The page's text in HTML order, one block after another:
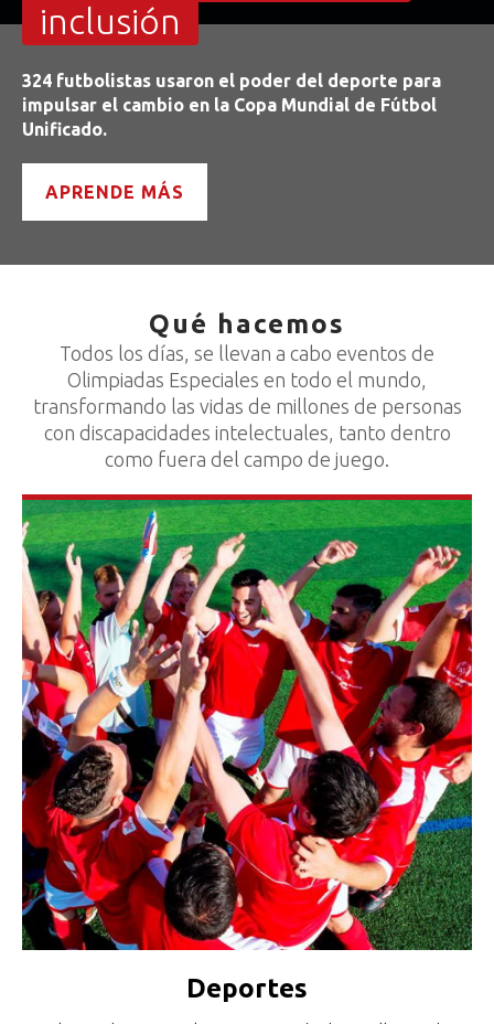
inclusión
324 futbolistas usaron el poder del deporte para
impulsar el cambio en la Copa Mundial de Fútbol
Unificado.
APRENDE MÁS
Qué hacemos
Todos los días, se llevan a cabo eventos de
Olimpiadas Especiales en todo el mundo,
transformando las vidas de millones de personas
con discapacidades intelectuales, tanto dentro
como fuera del campo de juego.
Deportes